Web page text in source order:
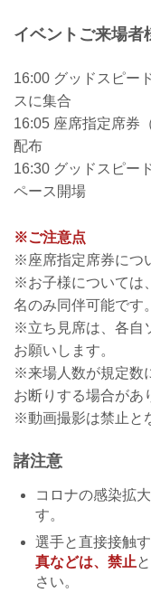
イベントご来場者
16:00 グッドスピー
スに集合
16:05 座席指定席券
配布
16:30 グッドスピー
ペース開場
※ご注意点
※座席指定席券につ
※お子様については
名のみ同伴可能です。
※立ち見席は、各自
お願いします。
※来場人数が規定数
お断りする場合があ
※動画撮影は禁止と
諸注意
コロナの感染拡
す。
選手と直接接触す
真などは、禁止
さい。